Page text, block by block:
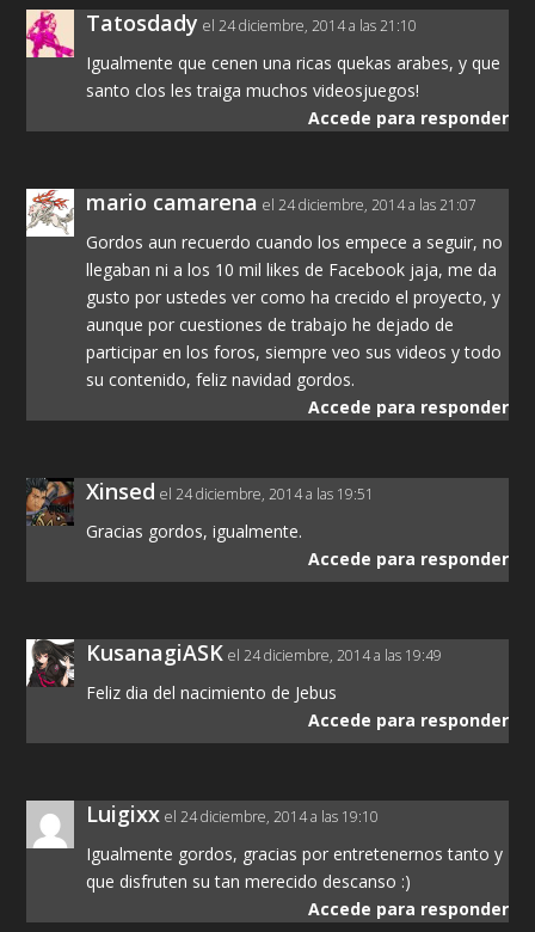
Tatosdady el 24 diciembre, 2014 a las 21:10
Igualmente que cenen una ricas quekas arabes, y que
santo clos les traiga muchos videosjuegos!
Accede para responder
mario camarena el 24 diciembre, 2014 a las 21:07
Gordos aun recuerdo cuando los empece a seguir, no
llegaban ni a los 10 mil likes de Facebook jaja, me da
gusto por ustedes ver como ha crecido el proyecto, y
aunque por cuestiones de trabajo he dejado de
participar en los foros, siempre veo sus videos y todo
su contenido, feliz navidad gordos.
Accede para responder
Xinsed el 24 diciembre, 2014 a las 19:51
Gracias gordos, igualmente.
Accede para responder
KusanagiASK el 24 diciembre, 2014 a las 19:49
Feliz dia del nacimiento de Jebus
Accede para responder
Luigixx el 24 diciembre, 2014 a las 19:10
Igualmente gordos, gracias por entretenernos tanto y
que disfruten su tan merecido descanso :)
Accede para responder